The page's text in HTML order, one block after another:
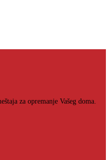
za opremanje Vašeg doma.